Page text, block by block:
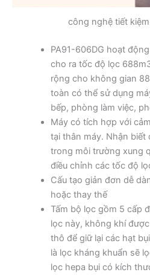
công nghệ tiết
PA91-606DG hoạt
cho ra tốc độ lọc
rộng cho không gian
toàn có thể sử dụng
bếp, phòng làm việc,
Máy có tích hợp với
tại thân máy. Nhận
trong môi trường xung
điều chỉnh các tốc độ
Cấu tạo giản đơn dễ
hoặc thay thế
Tấm bộ lọc gồm 5 cấp
lọc này, không khí
thô để giữ lại các hạt
là lọc kháng khuẩn sẽ
lọc hepa bụi có kích